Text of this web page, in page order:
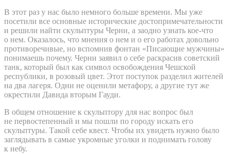
В этот раз у нас было немного больше времени. Мы уже
посетили все основные исторические достопримечательности
и решили найти скульптуры Черни, а заодно узнать кое-что
о нем. Оказалось, что мнения о нем и о его работах довольно
противоречивые, но вспомнив фонтан «Писающие мужчины»
понимаешь почему. Черни заявил о себе раскрасив советский
танк, который был как символ освобождения Чешской
республики, в розовый цвет. Этот поступок разделил жителей
на два лагеря. Одни не оценили метафору, а другие тут же
окрестили Давида вторым Гауди.
В общем отношение к скульптору для нас вопрос был
не первостепенный и мы пошли по городу искать его
скульптуры. Такой себе квест. Чтобы их увидеть нужно было
заглядывать в самые укромные уголки и поднимать голову
к небу.